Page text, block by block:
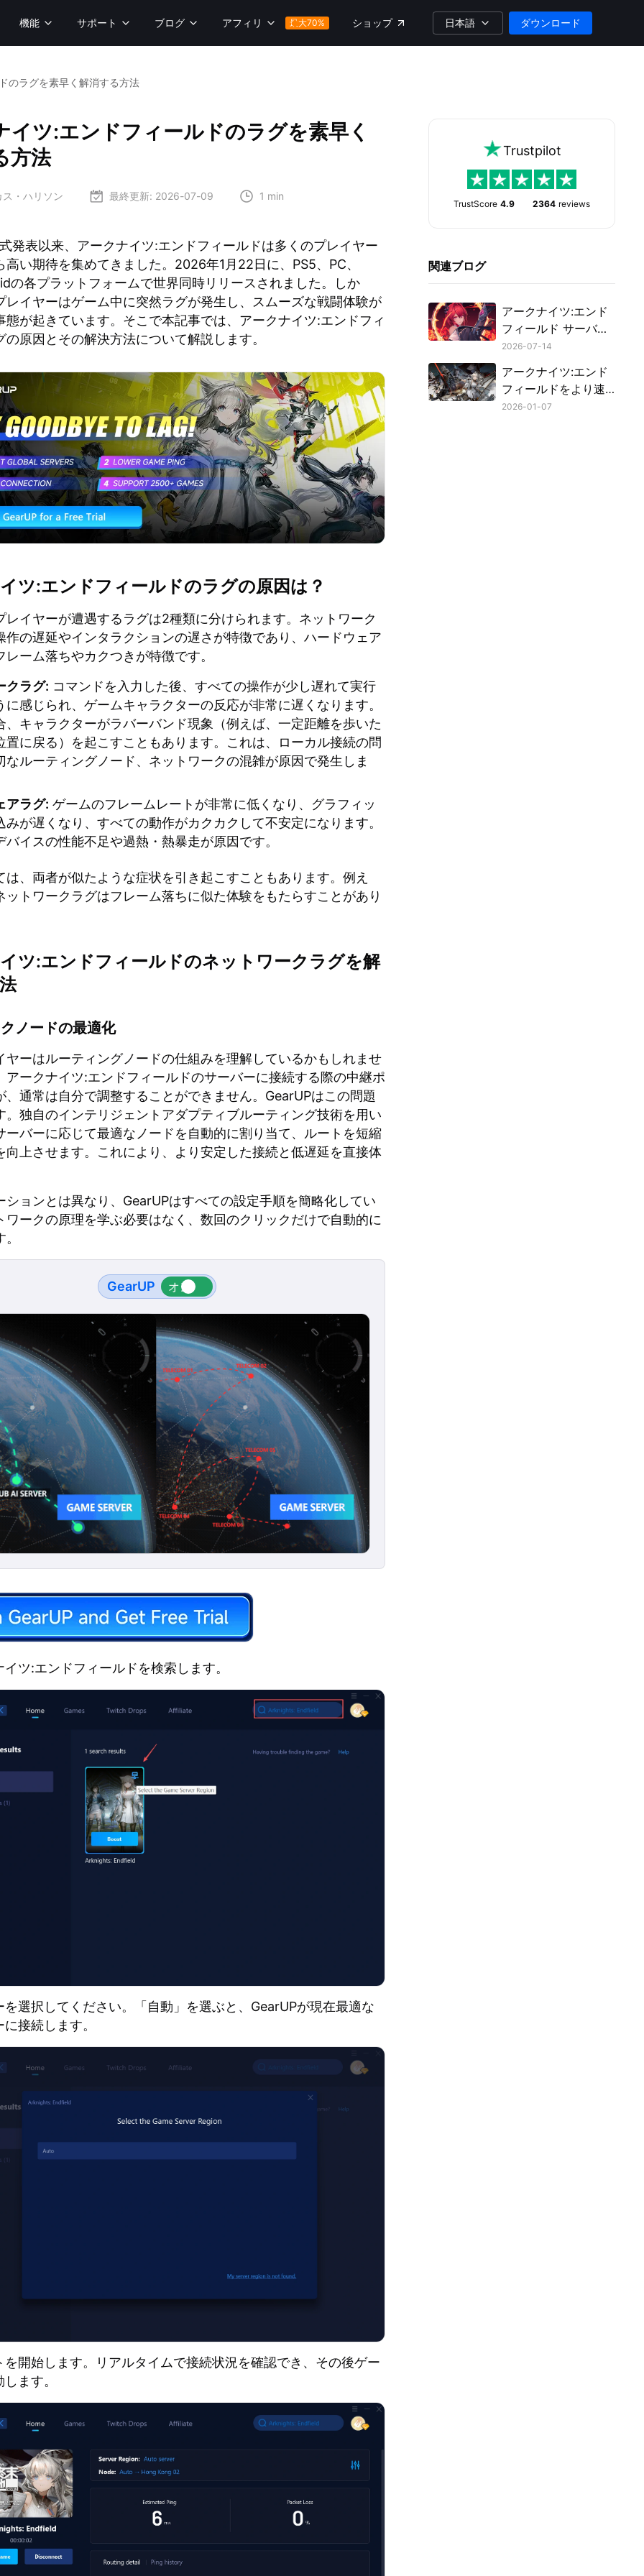
機能 サポート ブログ アフィリ 最大70% ショップ 日本語 ダウンロード
のラグを素早く解消する方法
イツ:エンドフィールドのラグを素早く
方法
・ハリソン 最終更新: 2026-07-09 1 min
発表以来、アークナイツ:エンドフィールドは多くのプレイヤー
高い期待を集めてきました。2026年1月22日に、PS5、PC、
の各プラットフォームで世界同時リリースされました。しか
レイヤーはゲーム中に突然ラグが発生し、スムーズな戦闘体験が
態が起きています。そこで本記事では、アークナイツ:エンドフィ
の原因とその解決方法について解説します。
ツ:エンドフィールドのラグの原因は？
レイヤーが遭遇するラグは2種類に分けられます。ネットワーク
作の遅延やインタラクションの遅さが特徴であり、ハードウェア
レーム落ちやカクつきが特徴です。
クラグ: コマンドを入力した後、すべての操作が少し遅れて実行
に感じられ、ゲームキャラクターの反応が非常に遅くなります。
、キャラクターがラバーバンド現象（例えば、一定距離を歩いた
置に戻る）を起こすこともあります。これは、ローカル接続の問
なルーティングノード、ネットワークの混雑が原因で発生しま
アラグ: ゲームのフレームレートが非常に低くなり、グラフィッ
みが遅くなり、すべての動作がカクカクして不安定になります。
バイスの性能不足や過熱・熱暴走が原因です。
は、両者が似たような症状を引き起こすこともあります。例え
ットワークラグはフレーム落ちに似た体験をもたらすことがあり
ツ:エンドフィールドのネットワークラグを解
ノードの最適化
ヤーはルーティングノードの仕組みを理解しているかもしれませ
アークナイツ:エンドフィールドのサーバーに接続する際の中継ポ
、通常は自分で調整することができません。GearUPはこの問題
。独自のインテリジェントアダプティブルーティング技術を用い
ーバーに応じて最適なノードを自動的に割り当て、ルートを短縮
向上させます。これにより、より安定した接続と低遅延を直接体
ションとは異なり、GearUPはすべての設定手順を簡略化してい
ワークの原理を学ぶ必要はなく、数回のクリックだけで自動的に
GearUP
イツ:エンドフィールドを検索します。
を選択してください。「自動」を選ぶと、GearUPが現在最適な
接続します。
を開始します。リアルタイムで接続状況を確認でき、その後ゲー
ます。
Trustpilot
TrustScore 4.9 2364 reviews
関連ブログ
アークナイツ:エンド
フィールド サーバー
に接続できない場合
2026-07-14
アークナイツ:エンド
フィールドをより速
くダウンロードする
2026-01-07